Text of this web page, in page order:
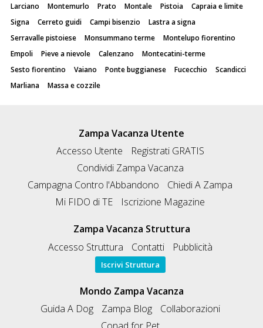
Larciano
Montemurlo Prato Montale Pistoia
Capraia e limite
Signa
Cerreto guidi Campi bisenzio
Lastra a signa
Serravalle pistoiese
Monsummano terme
Montelupo fiorentino
Empoli
Pieve a nievole Calenzano
Montecatini-terme
Sesto fiorentino
Vaiano Ponte buggianese Fucecchio
Scandicci
Marliana
Massa e cozzile
Zampa Vacanza Utente
Accesso Utente
Registrati GRATIS
Condividi Zampa Vacanza
Campagna Contro l'Abbandono
Chiedi A Zampa
Mi FIDO di TE
Iscrizione Magazine
Zampa Vacanza Struttura
Accesso Struttura
Contatti Pubblicità
Iscrivi Struttura
Mondo Zampa Vacanza
Guida A Dog
Zampa Blog
Collaborazioni